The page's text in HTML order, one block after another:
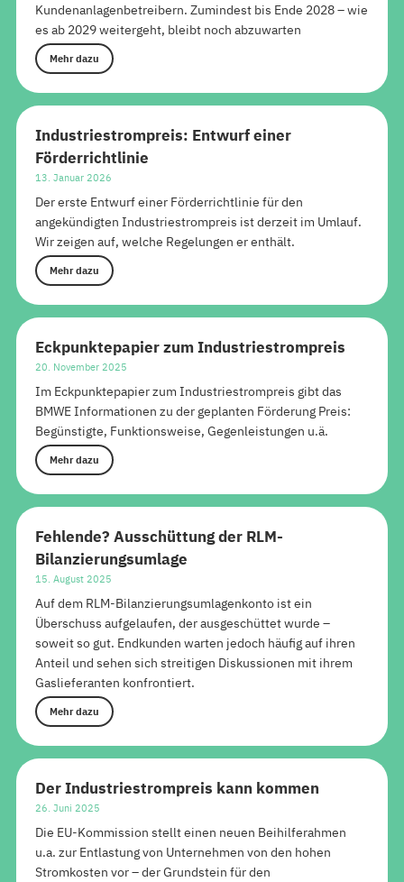
Kundenanlagenbetreibern. Zumindest bis Ende 2028 – wie
es ab 2029 weitergeht, bleibt noch abzuwarten
Mehr dazu
Industriestrompreis: Entwurf einer
Förderrichtlinie
13. Januar 2026
Der erste Entwurf einer Förderrichtlinie für den
angekündigten Industriestrompreis ist derzeit im Umlauf.
Wir zeigen auf, welche Regelungen er enthält.
Mehr dazu
Eckpunktepapier zum Industriestrompreis
20. November 2025
Im Eckpunktepapier zum Industriestrompreis gibt das
BMWE Informationen zu der geplanten Förderung Preis:
Begünstigte, Funktionsweise, Gegenleistungen u.ä.
Mehr dazu
Fehlende? Ausschüttung der RLM-
Bilanzierungsumlage
15. August 2025
Auf dem RLM-Bilanzierungsumlagenkonto ist ein
Überschuss aufgelaufen, der ausgeschüttet wurde –
soweit so gut. Endkunden warten jedoch häufig auf ihren
Anteil und sehen sich streitigen Diskussionen mit ihrem
Gaslieferanten konfrontiert.
Mehr dazu
Der Industriestrompreis kann kommen
26. Juni 2025
Die EU-Kommission stellt einen neuen Beihilferahmen
u.a. zur Entlastung von Unternehmen von den hohen
Stromkosten vor – der Grundstein für den